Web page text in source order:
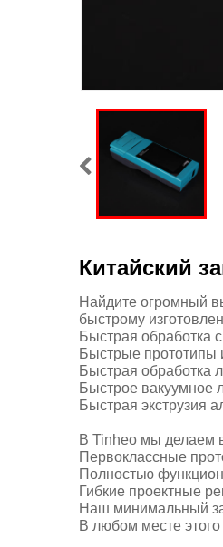
Китайский
Найдите огромный
быстрому
Быстрая обработка
Быстрые прототипы
Быстрая обработка
Быстрое вакуумное
Быстрая экструзия
В Tinheo мы делаем
Первоклассные
Полностью
Гибкие проектные
Наш минимальный
В любом месте